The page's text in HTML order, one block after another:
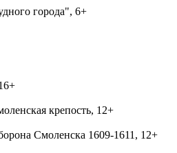
города", 6+
крепость, 12+
Смоленска 1609-1611, 12+